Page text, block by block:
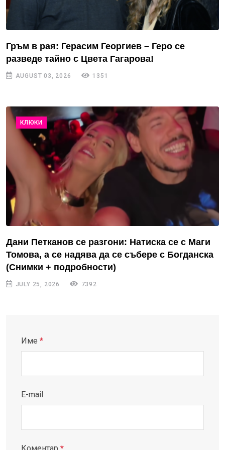
Гръм в рая: Герасим Георгиев – Геро се
разведе тайно с Цвета Гагарова!
AUGUST 03, 2026 1351
КЛЮКИ
Дани Петканов се разгони: Натиска се с Маги
Томова, а се надява да се събере с Богданска
(Снимки + подробности)
JULY 25, 2026 7392
Име *
E-mail